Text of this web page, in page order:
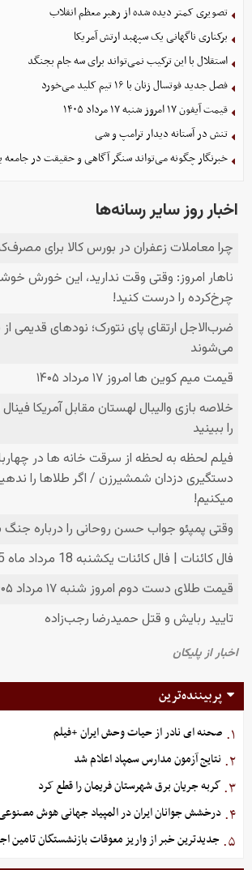
تصویری کمتر دیده شده از رهبر معظم انقلاب
برکناری ناگهانی یک سپهبد ارتش آمریکا
استقلال با این ترکیب نمی‌تواند برای سه جام بجنگد
فصل جدید فوتسال زنان با ۱۶ تیم کلید می‌خورد
قیمت آیفون ۱۷ امروز شنبه ۱۷ مرداد ۱۴۰۵
تنش در آستانه دیدار ترامپ و شی
خبرنگار چگونه می‌تواند سنگر آگاهی و حقیقت در جامعه
پربیننده‌ترین
۱. صحنه ای نادر از حیات وحش ایران +فیلم
۲. نتایج آزمون مدارس سمپاد اعلام شد
۳. گربه جریان برق شهرستان فریمان را قطع کرد
۴. درخشش جوانان ایران در المپیاد جهانی هوش
۵. جدیدترین خبر از واریز معوقات بازنشستگان تامین